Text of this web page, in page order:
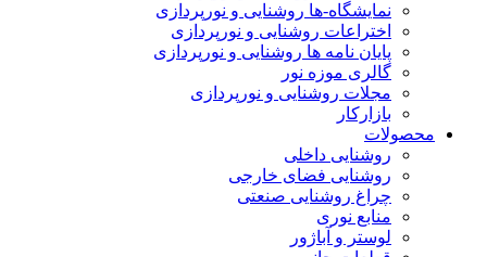
نمایشگاه-ها روشنایی و نورپردازی
اختراعات روشنایی و نورپردازی
پایان نامه ها روشنایی و نورپردازی
گالری موزه نور
مجلات روشنایی و نورپردازی
بازارکار
محصولات
روشنایی داخلی
روشنایی فضای خارجی
چراغ روشنایی صنعتی
منابع نوری
لوستر و آباژور